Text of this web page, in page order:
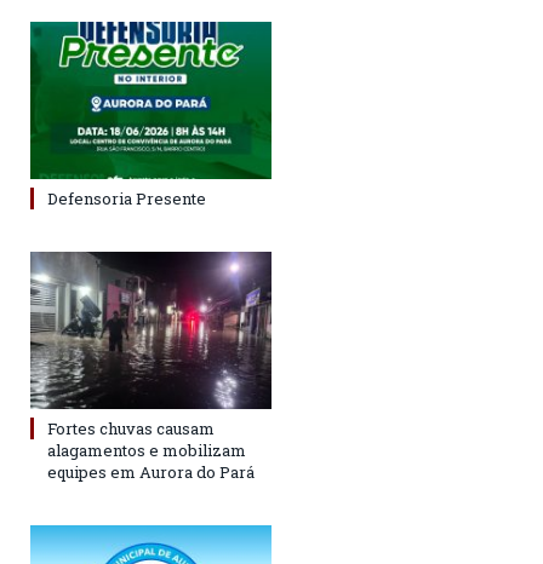
Defensoria Presente
Fortes chuvas causam
alagamentos e mobilizam
equipes em Aurora do Pará